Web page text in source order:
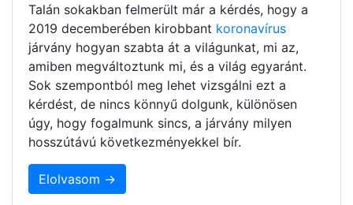
Talán sokakban felmerült már a kérdés, hogy a
2019 decemberében kirobbant koronavírus
járvány hogyan szabta át a világunkat, mi az,
amiben megváltoztunk mi, és a világ egyaránt.
Sok szempontból meg lehet vizsgálni ezt a
kérdést, de nincs könnyű dolgunk, különösen
úgy, hogy fogalmunk sincs, a járvány milyen
hosszútávú következményekkel bír.
Elolvasom →